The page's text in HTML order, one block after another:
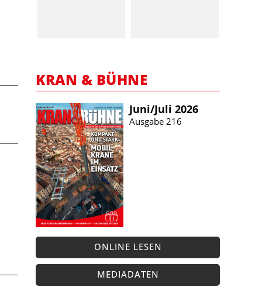
KRAN & BÜHNE
Juni/​Juli 2026
Ausgabe 216
ONLINE LESEN
MEDIADATEN